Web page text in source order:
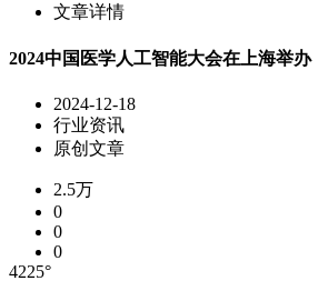
文章详情
2024中国医学人工智能大会在上海举办
2024-12-18
行业资讯
原创文章
2.5万
0
0
0
4225°